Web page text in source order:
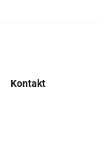
Kontakt